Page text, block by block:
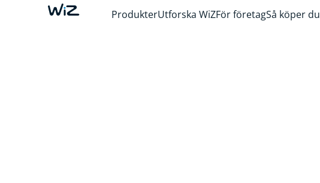
ProdukterUtforska WiZFör företagSå köper du